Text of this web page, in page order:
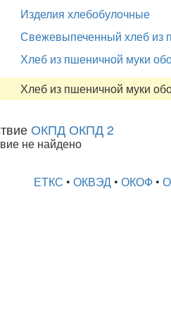
Изделия хлебобулочные
Свежевыпеченный хлеб из
Хлеб из пшеничной муки
Хлеб из пшеничной муки
ОКПД ОКПД 2
не найдено
ЕТКС • ОКВЭД• ОКОФ•